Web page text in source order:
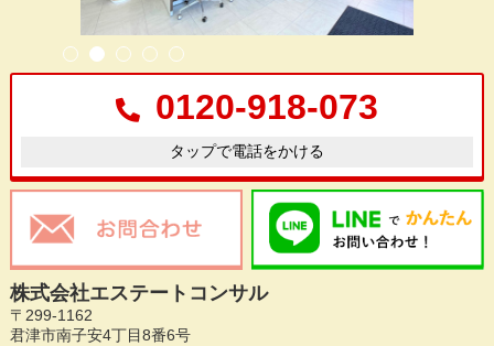
0120-918-073
タップで電話をかける
株式会社エステートコンサル
〒299-1162
君津市南子安4丁目8番6号